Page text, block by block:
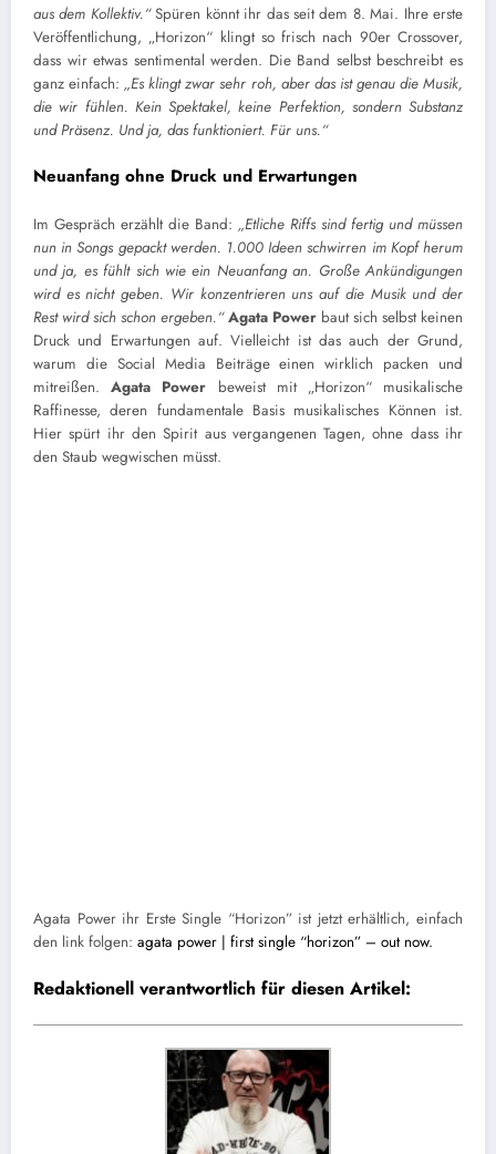
aus dem Kollektiv.“Spüren könnt ihr das seit dem 8. Mai. Ihre erste
Veröffentlichung, „Horizon“ klingt so frisch nach 90er Crossover,
dass wir etwas sentimental werden. Die Band selbst beschreibt es
ganz einfach:„Es klingt zwar sehr roh, aber das ist genau die Musik,
die wir fühlen. Kein Spektakel, keine Perfektion, sondern Substanz
und Präsenz. Und ja, das funktioniert. Für uns.“
Neuanfang ohne Druck und Erwartungen
Im Gespräch erzählt die Band: „Etliche Riffs sind fertig und müssen
nun in Songs gepackt werden. 1.000 Ideen schwirren im Kopf herum
und ja, es fühlt sich wie ein Neuanfang an. Große Ankündigungen
wird es nicht geben. Wir konzentrieren uns auf die Musik und der
Rest wird sich schon ergeben.“ Agata Power baut sich selbst keinen
Druck und Erwartungen auf. Vielleicht ist das auch der Grund,
warum die Social Media Beiträge einen wirklich packen und
mitreißen.Agata Power beweist mit „Horizon“ musikalische
Raffinesse, deren fundamentale Basis musikalisches Können ist.
Hier spürt ihr den Spirit aus vergangenen Tagen, ohne dass ihr
den Staub wegwischen müsst.
Agata Power ihr Erste Single “Horizon” ist jetzt erhältlich, einfach
den link folgen: agata power | first single “horizon” – out now.
Redaktionell verantwortlich für diesen Artikel: